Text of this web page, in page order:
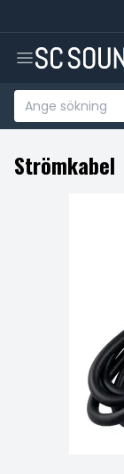
Strömkabel